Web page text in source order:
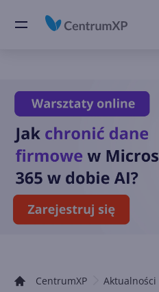
CentrumXP Aktualności